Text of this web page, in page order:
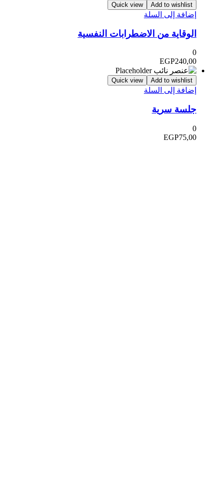
Add to wishlist
Quick view
إضافة إلى السلة
الوقاية من الاضطرابات النفسية
0
EGP240,00
Add to wishlist
Quick view
إضافة إلى السلة
جلسة سرية
0
EGP75,00